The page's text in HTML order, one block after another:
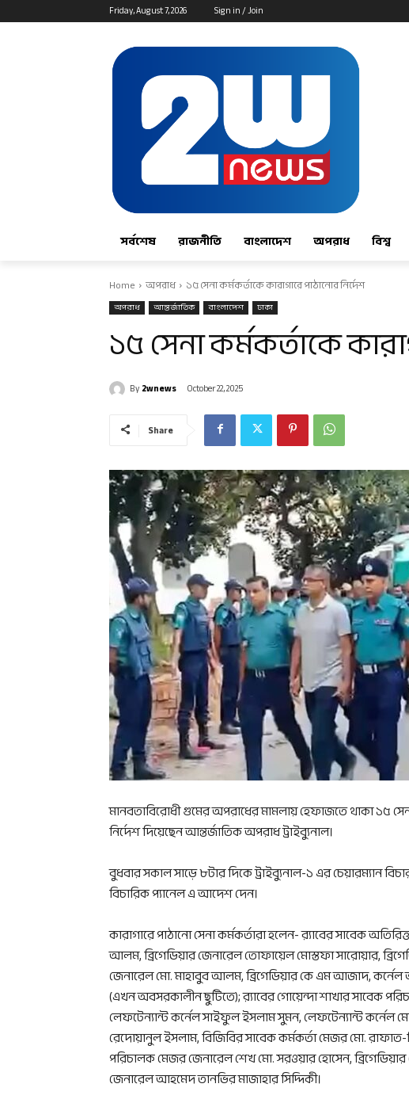
Friday, August 7, 2026 Sign in / Join
সর্বশেষ রাজনীতি বাংলাদেশ অপরাধ বিশ্ব
Home অপরাধ ১৫ সেনা কর্মকর্তাকে কারাগারে পাঠানোর নির্দেশ
অপরাধ আন্তর্জাতিক বাংলাদেশ ঢাকা
১৫ সেনা কর্মকর্তাকে
By2wnews October 22, 2025
Share
মানবতাবিরোধী গুমের অপরাধের মামলায় হেফাজতে থাকা ১৫ সেনা
নির্দেশ দিয়েছেন আন্তর্জাতিক অপরাধ ট্রাইব্যুনাল।
বুধবার সকাল সাড়ে ৮টার দিকে ট্রাইব্যুনাল-১ এর চেয়ারম্যান
বিচারিক প্যানেল এ আদেশ দেন।
কারাগারে পাঠানো সেনা কর্মকর্তারা হলেন- র‍্যাবের সাবেক
আলম, ব্রিগেডিয়ার জেনারেল তোফায়েল মোস্তফা সারোয়ার,
জেনারেল মো. মাহাবুব আলম, ব্রিগেডিয়ার কে এম আজাদ,
(এখন অবসরকালীন ছুটিতে); র‍্যাবের গোয়েন্দা শাখার সাবেক
লেফটেন্যান্ট কর্নেল সাইফুল ইসলাম সুমন, লেফটেন্যান্ট কর্নেল
রেদোয়ানুল ইসলাম, বিজিবির সাবেক কর্মকর্তা মেজর মো.
পরিচালক মেজর জেনারেল শেখ মো. সরওয়ার হোসেন, ব্রিগেডিয়ার
জেনারেল আহমেদ তানভির মাজাহার সিদ্দিকী।